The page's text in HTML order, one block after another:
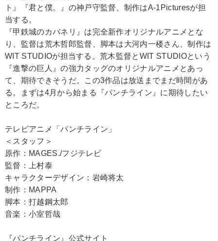
ト』『君と僕。』の神戸守監督、制作はA-1Picturesが担
当する。
『甲鉄城のカバネリ』は完全新作オリジナルアニメとな
り、監督は荒木哲郎監督、脚本は大河内一楼さん、制作は
WIT STUDIOが担当する。荒木監督とWIT STUDIOという
『進撃の巨人』の強力タッグのオリジナルアニメとあっ
て、期待できそうだ。この3作品は放送までまだ時間があ
る。まずは4月から始まる『パンチライン』に期待したい
ところだ。
テレビアニメ「パンチライン」
＜スタッフ＞
原作：MAGES./フジテレビ
監督：上村泰
キャラクターデザイン：岩崎将太
制作：MAPPA
脚本：打越鋼太郎
音楽：小室哲哉
『パンチライン』公式サイト